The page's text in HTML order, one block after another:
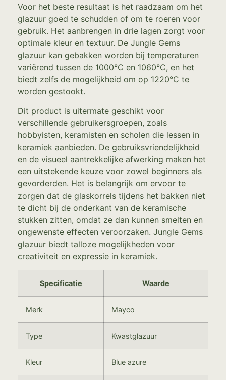
Voor het beste resultaat is het raadzaam om het
glazuur goed te schudden of om te roeren voor
gebruik. Het aanbrengen in drie lagen zorgt voor
optimale kleur en textuur. De Jungle Gems
glazuur kan gebakken worden bij temperaturen
variërend tussen de 1000°C en 1060°C, en het
biedt zelfs de mogelijkheid om op 1220°C te
worden gestookt.
Dit product is uitermate geschikt voor
verschillende gebruikersgroepen, zoals
hobbyisten, keramisten en scholen die lessen in
keramiek aanbieden. De gebruiksvriendelijkheid
en de visueel aantrekkelijke afwerking maken het
een uitstekende keuze voor zowel beginners als
gevorderden. Het is belangrijk om ervoor te
zorgen dat de glaskorrels tijdens het bakken niet
te dicht bij de onderkant van de keramische
stukken zitten, omdat ze dan kunnen smelten en
ongewenste effecten veroorzaken. Jungle Gems
glazuur biedt talloze mogelijkheden voor
creativiteit en expressie in keramiek.
Specificatie Waarde
Merk Mayco
Type Kwastglazuur
Kleur Blue azure